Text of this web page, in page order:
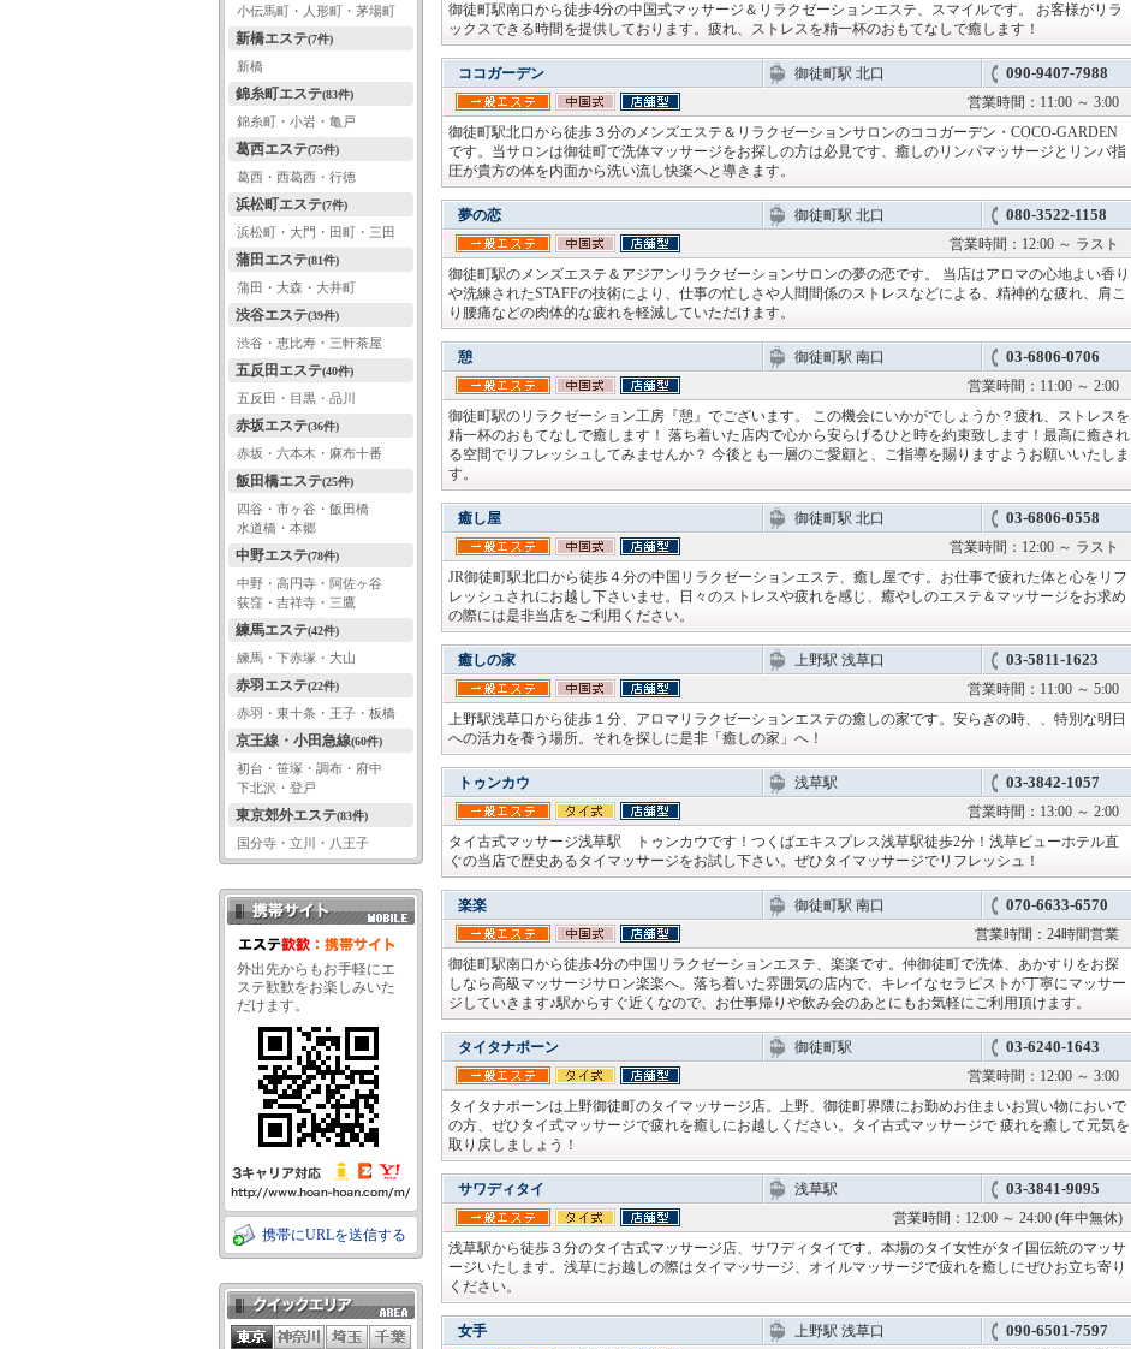
御徒町駅南口から徒歩4分の中国式マッサージ＆リラクゼーションエステ、スマイルです。 お客様がリラ
ックスできる時間を提供しております。疲れ、ストレスを精一杯のおもてなしで癒します！
ココガーデン 御徒町駅 北口 090-9407-7988
営業時間：11:00 ～ 3:00
御徒町駅北口から徒歩３分のメンズエステ＆リラクゼーションサロンのココガーデン・COCO-GARDEN
です。当サロンは御徒町で洗体マッサージをお探しの方は必見です、癒しのリンパマッサージとリンパ指
圧が貴方の体を内面から洗い流し快楽へと導きます。
夢の恋 御徒町駅 北口 080-3522-1158
営業時間：12:00 ～ ラスト
御徒町駅のメンズエステ＆アジアンリラクゼーションサロンの夢の恋です。 当店はアロマの心地よい香り
や洗練されたSTAFFの技術により、仕事の忙しさや人間間係のストレスなどによる、精神的な疲れ、肩こ
り腰痛などの肉体的な疲れを軽減していただけます。
憩 御徒町駅 南口 03-6806-0706
営業時間：11:00 ～ 2:00
御徒町駅のリラクゼーション工房『憩』でございます。 この機会にいかがでしょうか？疲れ、ストレスを
精一杯のおもてなしで癒します！ 落ち着いた店内で心から安らげるひと時を約束致します！最高に癒され
る空間でリフレッシュしてみませんか？ 今後とも一層のご愛顧と、ご指導を賜りますようお願いいたしま
す。
癒し屋 御徒町駅 北口 03-6806-0558
営業時間：12:00 ～ ラスト
JR御徒町駅北口から徒歩４分の中国リラクゼーションエステ、癒し屋です。お仕事で疲れた体と心をリフ
レッシュされにお越し下さいませ。日々のストレスや疲れを感じ、癒やしのエステ＆マッサージをお求め
の際には是非当店をご利用ください。
癒しの家 上野駅 浅草口 03-5811-1623
営業時間：11:00 ～ 5:00
上野駅浅草口から徒歩１分、アロマリラクゼーションエステの癒しの家です。安らぎの時、、特別な明日
への活力を養う場所。それを探しに是非「癒しの家」へ！
トゥンカウ 浅草駅 03-3842-1057
営業時間：13:00 ～ 2:00
タイ古式マッサージ浅草駅 トゥンカウです！つくばエキスプレス浅草駅徒歩2分！浅草ビューホテル直
ぐの当店で歴史あるタイマッサージをお試し下さい。ぜひタイマッサージでリフレッシュ！
楽楽 御徒町駅 南口 070-6633-6570
営業時間：24時間営業
御徒町駅南口から徒歩4分の中国リラクゼーションエステ、楽楽です。仲御徒町で洗体、あかすりをお探
しなら高級マッサージサロン楽楽へ。落ち着いた雰囲気の店内で、キレイなセラピストが丁寧にマッサー
ジしていきます♪駅からすぐ近くなので、お仕事帰りや飲み会のあとにもお気軽にご利用頂けます。
タイタナポーン 御徒町駅 03-6240-1643
営業時間：12:00 ～ 3:00
タイタナポーンは上野御徒町のタイマッサージ店。上野、御徒町界隈にお勤めお住まいお買い物においで
の方、ぜひタイ式マッサージで疲れを癒しにお越しください。タイ古式マッサージで 疲れを癒して元気を
取り戻しましょう！
サワディタイ 浅草駅 03-3841-9095
営業時間：12:00 ～ 24:00 (年中無休)
浅草駅から徒歩３分のタイ古式マッサージ店、サワディタイです。本場のタイ女性がタイ国伝統のマッサ
ージいたします。浅草にお越しの際はタイマッサージ、オイルマッサージで疲れを癒しにぜひお立ち寄り
ください。
女手 上野駅 浅草口 090-6501-7597
小伝馬町・人形町・茅場町
新橋エステ(7件)
新橋
錦糸町エステ(83件)
錦糸町・小岩・亀戸
葛西エステ(75件)
葛西・西葛西・行徳
浜松町エステ(7件)
浜松町・大門・田町・三田
蒲田エステ(81件)
蒲田・大森・大井町
渋谷エステ(39件)
渋谷・恵比寿・三軒茶屋
五反田エステ(40件)
五反田・目黒・品川
赤坂エステ(36件)
赤坂・六本木・麻布十番
飯田橋エステ(25件)
四谷・市ヶ谷・飯田橋
水道橋・本郷
中野エステ(78件)
中野・高円寺・阿佐ヶ谷
荻窪・吉祥寺・三鷹
練馬エステ(42件)
練馬・下赤塚・大山
赤羽エステ(22件)
赤羽・東十条・王子・板橋
京王線・小田急線(60件)
初台・笹塚・調布・府中
下北沢・登戸
東京郊外エステ(83件)
国分寺・立川・八王子
携帯サイト QRコード
外出先からもお手軽にエ
ステ歓歓をお楽しみいた
だけます。
携帯にURLを送信する
クイックエリア